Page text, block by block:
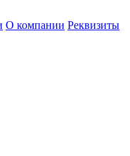
О компании Реквизиты